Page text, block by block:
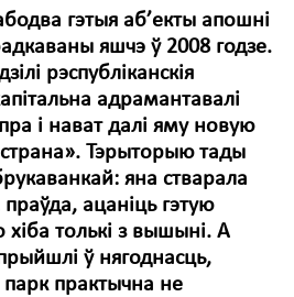
гэтыя аб’екты апошні
яшчэ ў 2008 годзе.
рэспубліканскія
адрамантавалі
і нават далі яму новую
Тэрыторыю тады
яна стварала
ацаніць гэтую
толькі з вышыні. А
ў нягоднасць,
практычна не